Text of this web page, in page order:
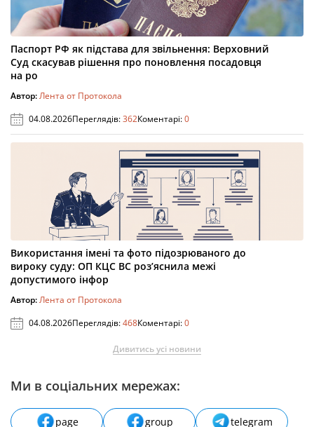
Паспорт РФ як підстава для звільнення: Верховний
Суд скасував рішення про поновлення посадовця
на ро
Автор:Лента от Протокола
04.08.2026Переглядів:362Коментарі:0
Використання імені та фото підозрюваного до
вироку суду: ОП КЦС ВС роз’яснила межі
допустимого інфор
Автор:Лента от Протокола
04.08.2026Переглядів:468Коментарі:0
Дивитись усі новини
Ми в соціальних мережах:
page group
telegram